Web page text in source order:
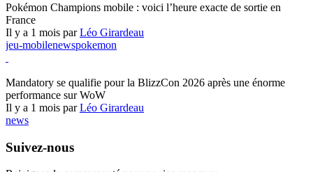
Pokémon Champions mobile : voici l’heure exacte de sortie en
France
Il y a 1 mois parLéo Girardeau
jeu-mobilenewspokemon
Mandatory se qualifie pour la BlizzCon 2026 après une énorme
performance sur WoW
Il y a 1 mois parLéo Girardeau
news
Suivez-nous